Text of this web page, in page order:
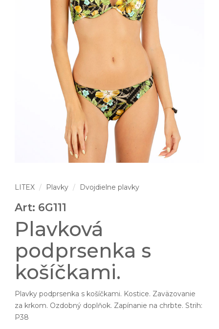
LITEX Plavky Dvojdielne plavky
Art: 6G111
Plavková
podprsenka s
košíčkami.
Plavky podprsenka s košíčkami. Kostice. Zaväzovanie
za krkom. Ozdobný doplňok. Zapínanie na chrbte. Strih:
P38